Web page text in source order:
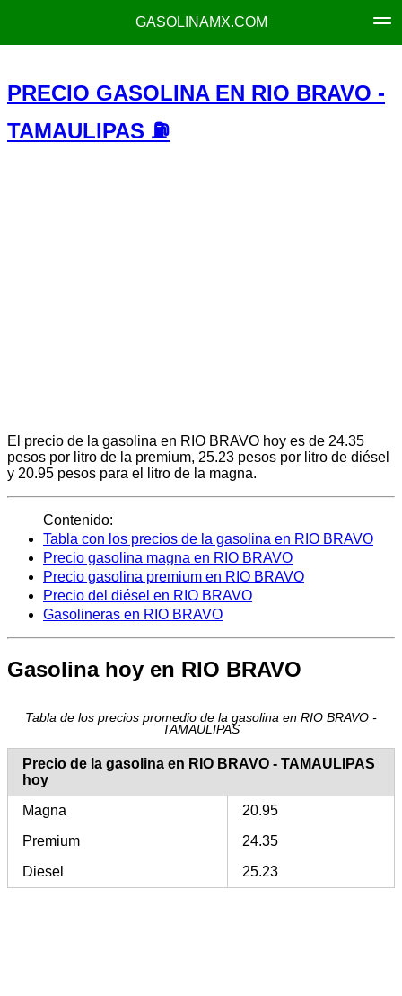
GASOLINAMX.COM
PRECIO GASOLINA EN RIO BRAVO -
TAMAULIPAS ⛽
El precio de la gasolina en RIO BRAVO hoy es de 24.35
pesos por litro de la premium, 25.23 pesos por litro de diésel
y 20.95 pesos para el litro de la magna.
Contenido:
Tabla con los precios de la gasolina en RIO BRAVO
Precio gasolina magna en RIO BRAVO
Precio gasolina premium en RIO BRAVO
Precio del diésel en RIO BRAVO
Gasolineras en RIO BRAVO
Gasolina hoy en RIO BRAVO
Tabla de los precios promedio de la gasolina en RIO BRAVO -
TAMAULIPAS
Precio de la gasolina en RIO BRAVO - TAMAULIPAS
hoy
Magna
20.95
Premium
24.35
Diesel
25.23